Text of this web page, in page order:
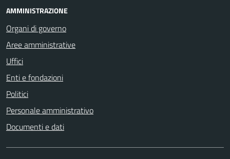
AMMINISTRAZIONE
Organi di governo
Aree amministrative
Uffici
Enti e fondazioni
Politici
Personale amministrativo
Documenti e dati